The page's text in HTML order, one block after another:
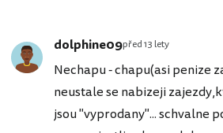
dolphine09před 13 lety
Nechapu - chapu(asi penize
neustale se nabizeji
jsou "vyprodany"... schvalne